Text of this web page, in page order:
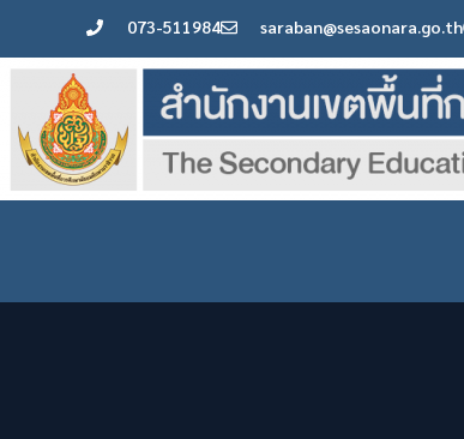
073-511984 saraban@sesaonara.go.th